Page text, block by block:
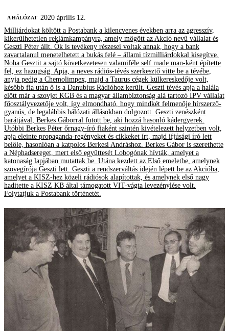
A HÁLÓZAT 2020 április 12.
Milliárdokat költött a Postabank a kilencvenes években arra az agresszív,
kikerülhetetlen reklámkampányra, amely mögött az Akció nevű vállalat és
Geszti Péter állt. Ők is tevékeny részesei voltak annak, hogy a bank
zavartalanul menetelhetett a bukás felé – állami tízmilliárdokkal kisegítve.
Noha Gesztit a sajtó következetesen valamiféle self made man-ként építette
fel, ez hazugság. Apja, a neves rádiós-tévés szerkesztő vitte be a tévébe,
anyja pedig a Chemolimpex, majd a Taurus cégek külkereskedője volt,
később fia után ő is a Danubius Rádióhoz került. Geszti tévés apja a halála
előtt már a szovjet KGB és a magyar állambiztonság alá tartozó IPV vállalat
főosztályvezetője volt, így elmondható, hogy mindkét felmenője hírszerző-
gyanús, de legalábbis hálózati állásokban dolgozott. Geszti zenészként
barátjával, Berkes Gáborral futott be, aki hozzá hasonló kádergyerek.
Utóbbi Berkes Péter őrnagy-író fiaként szintén kivételezett helyzetben volt,
apja eleinte propaganda-regényeket és cikkeket írt, majd ifjúsági író lett
belőle, hasonlóan a katpolos Berkesi Andráshoz. Berkes Gábor is szerethette
a Néphadsereget, mert első együttesét Lobogónak hívták, amelyet a
katonaság lapjában mutattak be. Utána kezdett az Első emeletbe, amelynek
szövegírója Geszti lett. Geszti a rendszerváltás idején lépett be az Akcióba,
amelyet a KISZ-hez közeli rádiósok alapítottak, és amelynek első nagy
haditette a KISZ KB által támogatott VIT-vágta levezénylése volt.
Folytatjuk a Postabank történetét.